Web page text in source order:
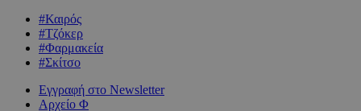
#Καιρός
#Τζόκερ
#Φαρμακεία
#Σκίτσο
Εγγραφή στο Newsletter
Αρχείο Φ